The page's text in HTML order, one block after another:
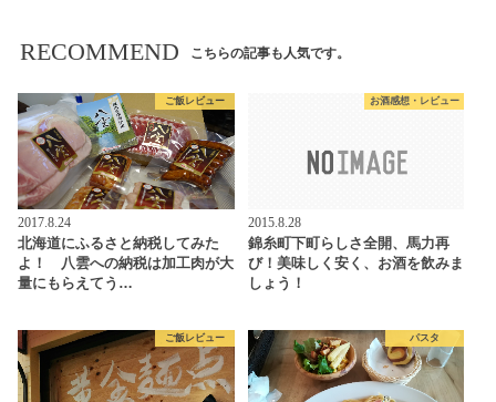
RECOMMEND こちらの記事も人気です。
ご飯レビュー
2017.8.24
北海道にふるさと納税してみた
よ！ 八雲への納税は加工肉が大
量にもらえてう…
お酒感想・レビュー
2015.8.28
錦糸町下町らしさ全開、馬力再
び！美味しく安く、お酒を飲みま
しょう！
ご飯レビュー パスタ